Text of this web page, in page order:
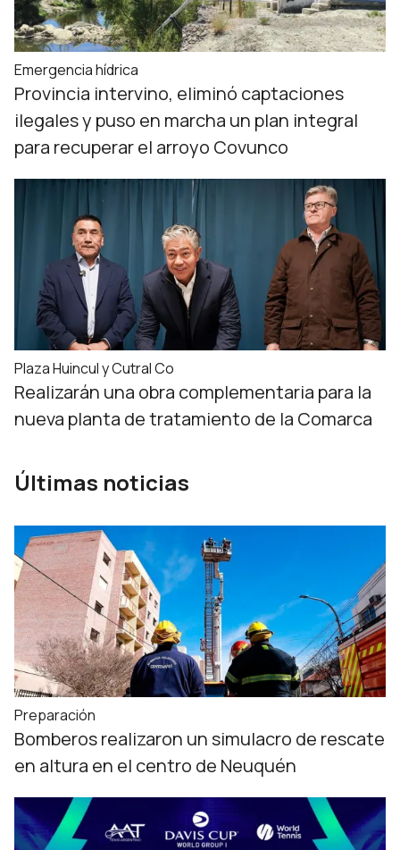
Emergencia hídrica
Provincia intervino, eliminó captaciones
ilegales y puso en marcha un plan integral
para recuperar el arroyo Covunco
Plaza Huincul y Cutral Co
Realizarán una obra complementaria para la
nueva planta de tratamiento de la Comarca
Últimas noticias
Preparación
Bomberos realizaron un simulacro de rescate
en altura en el centro de Neuquén